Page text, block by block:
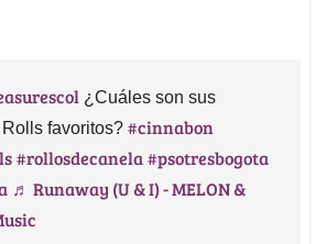
¿Cuáles son sus
favoritos? #cinnabon
#rollosdecanela#psotresbogota
♬ Runaway (U & I) - MELON &